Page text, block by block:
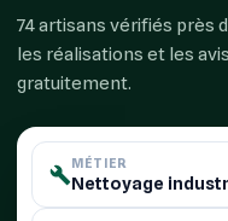
74 artisans vérifiés près
les réalisations et les
gratuitement.
MÉTIER